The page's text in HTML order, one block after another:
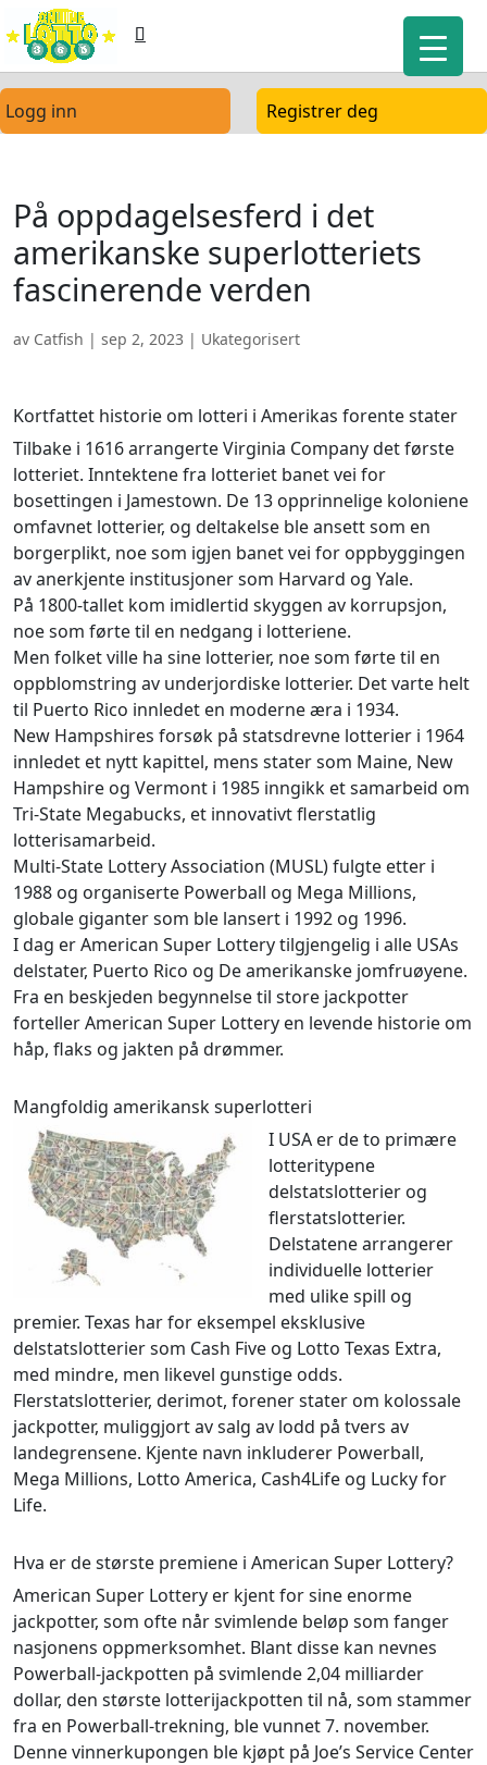
Logg inn Registrer deg
På oppdagelsesferd i det
amerikanske superlotteriets
fascinerende verden
av Catfish | sep 2, 2023 | Ukategorisert
Kortfattet historie om lotteri i Amerikas forente stater
Tilbake i 1616 arrangerte Virginia Company det første
lotteriet. Inntektene fra lotteriet banet vei for
bosettingen i Jamestown. De 13 opprinnelige koloniene
omfavnet lotterier, og deltakelse ble ansett som en
borgerplikt, noe som igjen banet vei for oppbyggingen
av anerkjente institusjoner som Harvard og Yale.
På 1800-tallet kom imidlertid skyggen av korrupsjon,
noe som førte til en nedgang i lotteriene.
Men folket ville ha sine lotterier, noe som førte til en
oppblomstring av underjordiske lotterier. Det varte helt
til Puerto Rico innledet en moderne æra i 1934.
New Hampshires forsøk på statsdrevne lotterier i 1964
innledet et nytt kapittel, mens stater som Maine, New
Hampshire og Vermont i 1985 inngikk et samarbeid om
Tri-State Megabucks, et innovativt flerstatlig
lotterisamarbeid.
Multi-State Lottery Association (MUSL) fulgte etter i
1988 og organiserte Powerball og Mega Millions,
globale giganter som ble lansert i 1992 og 1996.
I dag er American Super Lottery tilgjengelig i alle USAs
delstater, Puerto Rico og De amerikanske jomfruøyene.
Fra en beskjeden begynnelse til store jackpotter
forteller American Super Lottery en levende historie om
håp, flaks og jakten på drømmer.
Mangfoldig amerikansk superlotteri
I USA er de to primære
lotteritypene
delstatslotterier og
flerstatslotterier.
Delstatene arrangerer
individuelle lotterier
med ulike spill og
premier. Texas har for eksempel eksklusive
delstatslotterier som Cash Five og Lotto Texas Extra,
med mindre, men likevel gunstige odds.
Flerstatslotterier, derimot, forener stater om kolossale
jackpotter, muliggjort av salg av lodd på tvers av
landegrensene. Kjente navn inkluderer Powerball,
Mega Millions, Lotto America, Cash4Life og Lucky for
Life.
Hva er de største premiene i American Super Lottery?
American Super Lottery er kjent for sine enorme
jackpotter, som ofte når svimlende beløp som fanger
nasjonens oppmerksomhet. Blant disse kan nevnes
Powerball-jackpotten på svimlende 2,04 milliarder
dollar, den største lotterijackpotten til nå, som stammer
fra en Powerball-trekning, ble vunnet 7. november.
Denne vinnerkupongen ble kjøpt på Joe’s Service Center